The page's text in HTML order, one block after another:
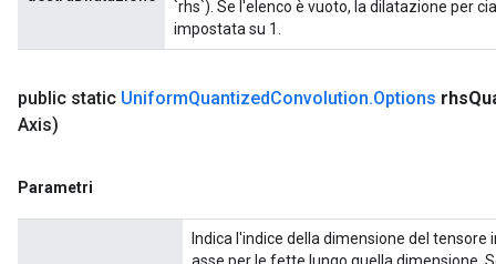
`rhs`). Se l'elenco è vuoto, la dilatazione per
impostata su 1.
public static UniformQuantizedConvolution.Options rhs
Axis)
Parametri
Indica l'indice della dimensione del